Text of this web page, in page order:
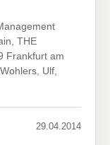
THE
Frankfurt am
Ulf,
29.04.2014